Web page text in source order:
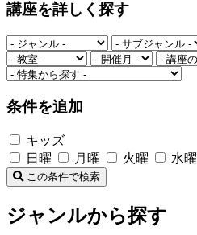
講座を詳しく探す
条件を追加
キッズ
日曜
月曜 火曜 水曜
この条件で検索
ジャンルから探す